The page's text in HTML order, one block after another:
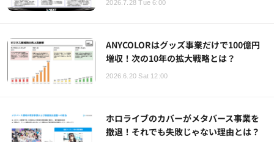
2026.7.28 Tue 6:00
ANYCOLORはグッズ事業だけで100億円
増収！次の10年の拡大戦略とは？
2026.6.20 Sat 12:00
ホロライブのカバーがメタバース事業を
撤退！それでも失敗じゃない理由とは？